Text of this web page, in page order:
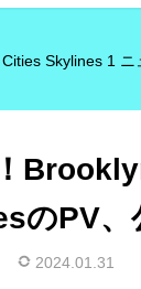
Cities Skylines 1 ニ
のPV、
2024.01.31